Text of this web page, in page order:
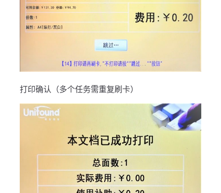
打印确认（多个任务需重复刷卡）